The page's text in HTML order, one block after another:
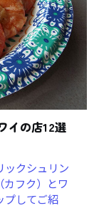
イの店12選
ックシュリン
フク）とワ
プしてご紹